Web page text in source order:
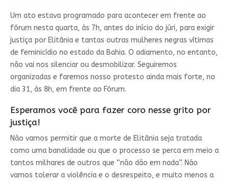
Um ato estava programado para acontecer em frente ao
fórum nesta quarta, às 7h, antes do início do júri, para exigir
justiça por Elitânia e tantas outras mulheres negras vítimas
de feminicídio no estado da Bahia. O adiamento, no entanto,
não vai nos silenciar ou desmobilizar. Seguiremos
organizadas e faremos nosso protesto ainda mais forte, no
dia 31, às 8h, em frente ao Fórum.
Esperamos você para fazer coro nesse grito por
justiça!
Não vamos permitir que a morte de Elitânia seja tratada
como uma banalidade ou que o processo se perca em meio a
tantos milhares de outros que “não dão em nada”. Não
vamos tolerar a violência e o desrespeito, e muito menos a